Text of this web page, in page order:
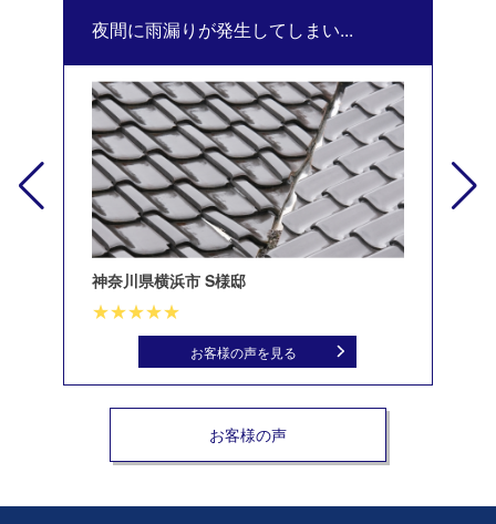
夜間に雨漏りが発生してしまい...
神奈川県横浜市 S様邸
お客様の声を見る
お客様の声